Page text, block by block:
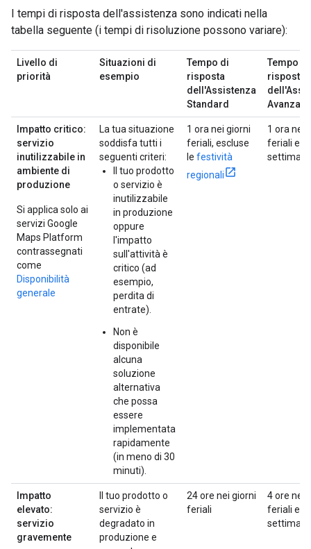
I tempi di risposta dell'assistenza sono indicati nella
tabella seguente (i tempi di risoluzione possono variare):
Livello di
priorità
Situazioni di
esempio
Tempo di
risposta
dell'Assistenza
Standard
Tempo di
risposta
Avanzata
Impatto critico:
servizio
inutilizzabile in
ambiente di
produzione
Si applica solo ai
servizi Google
Maps Platform
contrassegnati
come
Disponibilità
generale
La tua situazione
soddisfa tutti i
seguenti criteri:
Il tuo prodotto
o servizio è
inutilizzabile
in produzione
oppure
l'impatto
sull'attività è
critico (ad
esempio,
perdita di
entrate).
Non è
disponibile
alcuna
soluzione
alternativa
che possa
essere
implementata
rapidamente
(in meno di 30
minuti).
1 ora nei giorni
feriali, escluse
le festività
regionali
1 ora nei
feriali e
Impatto
elevato:
servizio
gravemente
Il tuo prodotto o
servizio è
degradato in
produzione e
24 ore nei giorni
feriali
4 ore nei
feriali e